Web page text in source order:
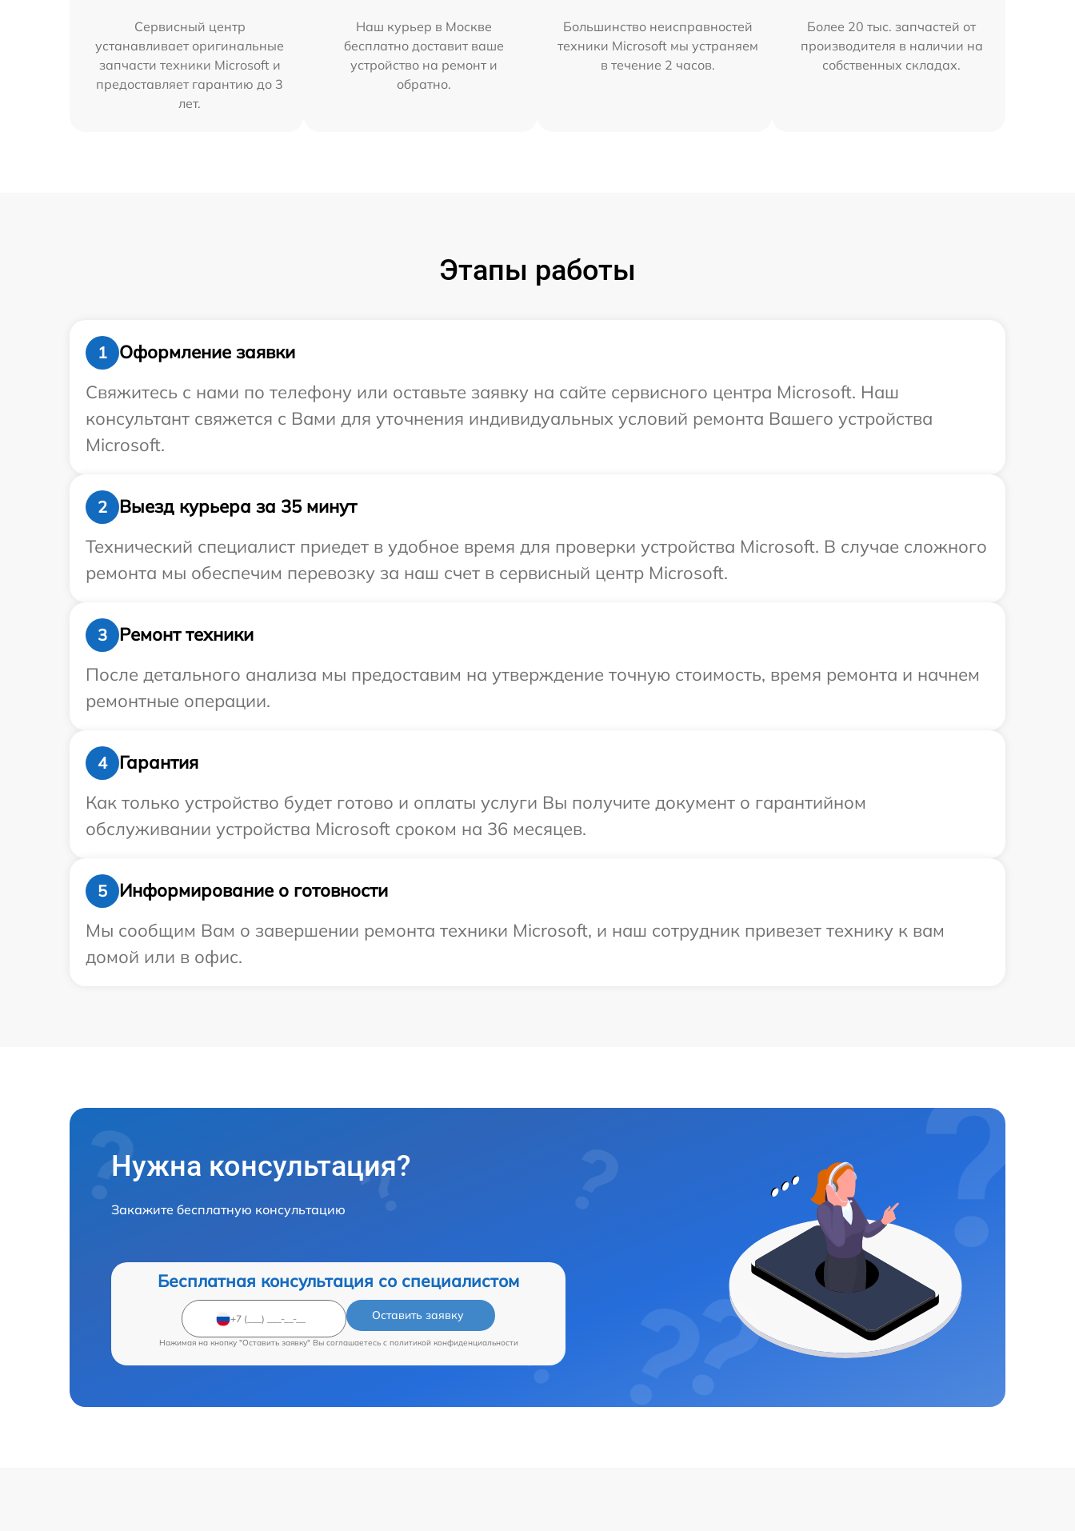
Сервисный центр
устанавливает оригинальные
запчасти техники Microsoft и
предоставляет гарантию до 3
лет.
Наш курьер в Москве
бесплатно доставит ваше
устройство на ремонт и
обратно.
Большинство неисправностей
техники Microsoft мы устраняем
в течение 2 часов.
Более 20 тыс. запчастей от
производителя в наличии на
собственных складах.
Этапы работы
1
Оформление заявки
Свяжитесь с нами по телефону или оставьте заявку на сайте сервисного центра Microsoft. Наш
консультант свяжется с Вами для уточнения индивидуальных условий ремонта Вашего устройства
Microsoft.
2
Выезд курьера за 35 минут
Технический специалист приедет в удобное время для проверки устройства Microsoft. В случае сложного
ремонта мы обеспечим перевозку за наш счет в сервисный центр Microsoft.
3
Ремонт техники
После детального анализа мы предоставим на утверждение точную стоимость, время ремонта и начнем
ремонтные операции.
4
Гарантия
Как только устройство будет готово и оплаты услуги Вы получите документ о гарантийном
обслуживании устройства Microsoft сроком на 36 месяцев.
5
Информирование о готовности
Мы сообщим Вам о завершении ремонта техники Microsoft, и наш сотрудник привезет технику к вам
домой или в офис.
Нужна консультация?
Закажите бесплатную консультацию
Бесплатная консультация со специалистом
Оставить заявку
Нажимая на кнопку "Оставить заявку" Вы соглашаетесь c политикой конфиденциальности